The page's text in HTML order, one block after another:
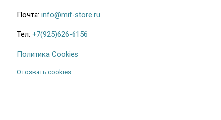
Почта: info@mif-store.ru
Тел: +7(925)626-6156
Политика Cookies
Отозвать cookies